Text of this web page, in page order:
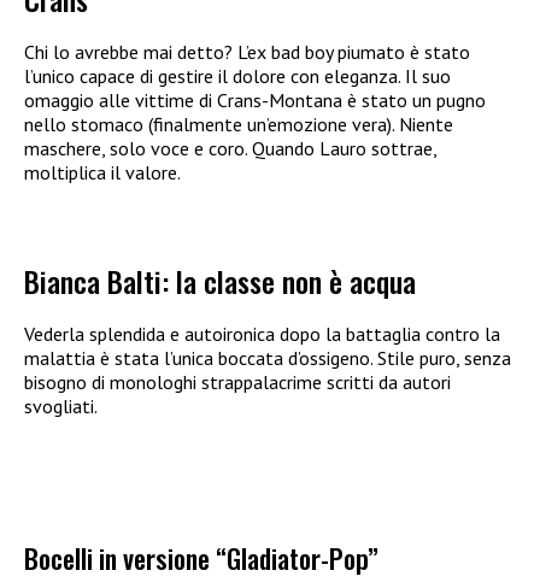
Chi lo avrebbe mai detto? L’ex bad boy piumato è stato
l’unico capace di gestire il dolore con eleganza. Il suo
omaggio alle vittime di Crans-Montana è stato un pugno
nello stomaco (finalmente un’emozione vera). Niente
maschere, solo voce e coro. Quando Lauro sottrae,
moltiplica il valore.
Bianca Balti: la classe non è acqua
Vederla splendida e autoironica dopo la battaglia contro la
malattia è stata l’unica boccata d’ossigeno. Stile puro, senza
bisogno di monologhi strappalacrime scritti da autori
svogliati.
Bocelli in versione “Gladiator-Pop”